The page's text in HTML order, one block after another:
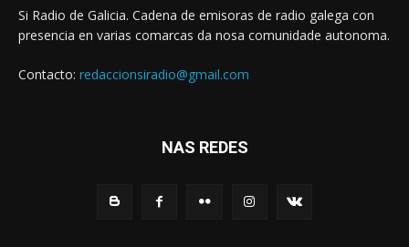
Si Radio de Galicia. Cadena de emisoras de radio galega con
presencia en varias comarcas da nosa comunidade autonoma.
Contacto: redaccionsiradio@gmail.com
NAS REDES